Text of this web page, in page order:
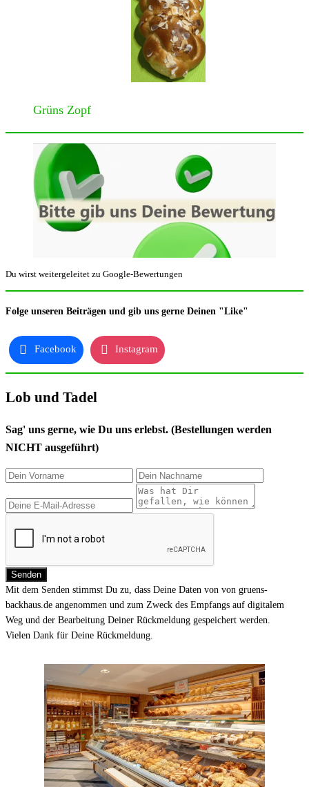
Grüns Zopf
Du wirst weitergeleitet zu Google-Bewertungen
Folge unseren Beiträgen und gib uns gerne Deinen "Like"
Facebook Instagram
Lob und Tadel
Sag' uns gerne, wie Du uns erlebst. (Bestellungen werden
NICHT ausgeführt)
Mit dem Senden stimmst Du zu, dass Deine Daten von von gruens-
backhaus.de angenommen und zum Zweck des Empfangs auf digitalem
Weg und der Bearbeitung Deiner Rückmeldung gespeichert werden.
Vielen Dank für Deine Rückmeldung.